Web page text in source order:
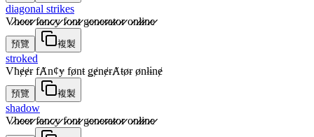
diagonal strikes
V̷̷h̷̷e̷̷e̷̷r̷̷ f̷̷a̷̷n̷̷c̷̷y̷̷ f̷̷o̷̷n̷̷t̷̷ g̷̷e̷̷n̷̷e̷̷r̷̷a̷̷t̷̷o̷̷r̷̷ o̷̷n̷̷l̷̷i̷̷n̷̷e̷̷
預覽 複製
stroked
Vħɇɇɍ fȺnȼɏ fønŧ ǥɇnɇɍȺŧøɍ ønłɨnɇ
預覽 複製
shadow
V̷̷h̷̷e̷̷e̷̷r̷̷ f̷̷a̷̷n̷̷c̷̷y̷̷ f̷̷o̷̷n̷̷t̷̷ g̷̷e̷̷n̷̷e̷̷r̷̷a̷̷t̷̷o̷̷r̷̷ o̷̷n̷̷l̷̷i̷̷n̷̷e̷̷